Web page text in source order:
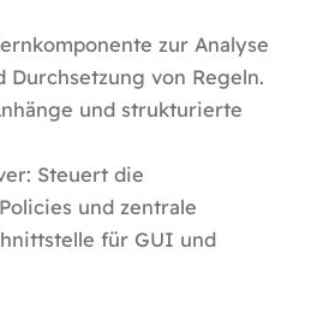
zur Analyse
Durchsetzung von Regeln.
und strukturierte
Steuert die
und zentrale
für GUI und